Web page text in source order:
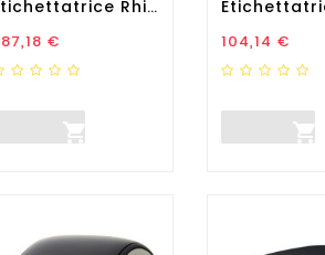
Etichettatrice Rhino 5200...
€

Prezzo
104,14 €
